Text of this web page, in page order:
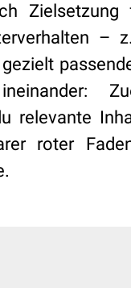
Zielsetzung
–
relevante
roter